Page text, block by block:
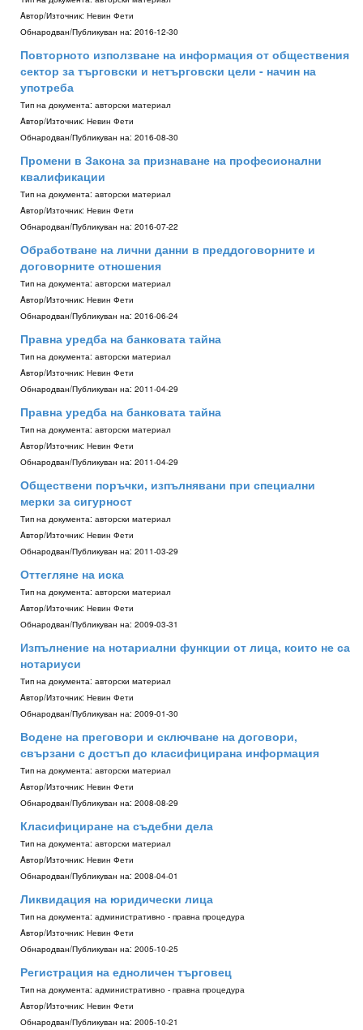
Aвтор/Източник: Невин Фети
Обнародван/Публикуван на: 2016-12-30
Повторното използване на информация от обществения
сектор за търговски и нетърговски цели - начин на
употреба
Тип на документа: авторски материал
Aвтор/Източник: Невин Фети
Обнародван/Публикуван на: 2016-08-30
Промени в Закона за признаване на професионални
квалификации
Тип на документа: авторски материал
Aвтор/Източник: Невин Фети
Обнародван/Публикуван на: 2016-07-22
Обработване на лични данни в преддоговорните и
договорните отношения
Тип на документа: авторски материал
Aвтор/Източник: Невин Фети
Обнародван/Публикуван на: 2016-06-24
Правна уредба на банковата тайна
Тип на документа: авторски материал
Aвтор/Източник: Невин Фети
Обнародван/Публикуван на: 2011-04-29
Правна уредба на банковата тайна
Тип на документа: авторски материал
Aвтор/Източник: Невин Фети
Обнародван/Публикуван на: 2011-04-29
Обществени поръчки, изпълнявани при специални
мерки за сигурност
Тип на документа: авторски материал
Aвтор/Източник: Невин Фети
Обнародван/Публикуван на: 2011-03-29
Оттегляне на иска
Тип на документа: авторски материал
Aвтор/Източник: Невин Фети
Обнародван/Публикуван на: 2009-03-31
Изпълнение на нотариални функции от лица, които не са
нотариуси
Тип на документа: авторски материал
Aвтор/Източник: Невин Фети
Обнародван/Публикуван на: 2009-01-30
Водене на преговори и сключване на договори,
свързани с достъп до класифицирана информация
Тип на документа: авторски материал
Aвтор/Източник: Невин Фети
Обнародван/Публикуван на: 2008-08-29
Класифициране на съдебни дела
Тип на документа: авторски материал
Aвтор/Източник: Невин Фети
Обнародван/Публикуван на: 2008-04-01
Ликвидация на юридически лица
Тип на документа: административно - правна процедура
Aвтор/Източник: Невин Фети
Обнародван/Публикуван на: 2005-10-25
Регистрация на едноличен търговец
Тип на документа: административно - правна процедура
Aвтор/Източник: Невин Фети
Обнародван/Публикуван на: 2005-10-21